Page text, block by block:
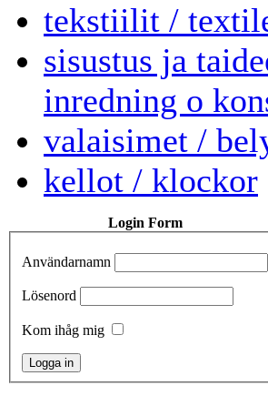
tekstiilit /
sisustus ja
inredning o
valaisimet /
kellot / klockor
Login Form
Användarnamn
Lösenord
Kom ihåg mig